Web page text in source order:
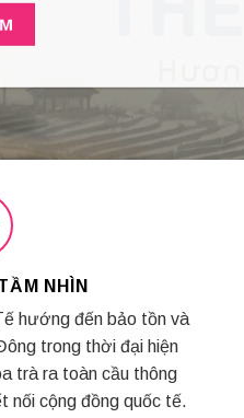
NHÌN
hướng đến bảo tồn và
trong thời đại hiện
trà ra toàn cầu thông
nối cộng đồng quốc tế.